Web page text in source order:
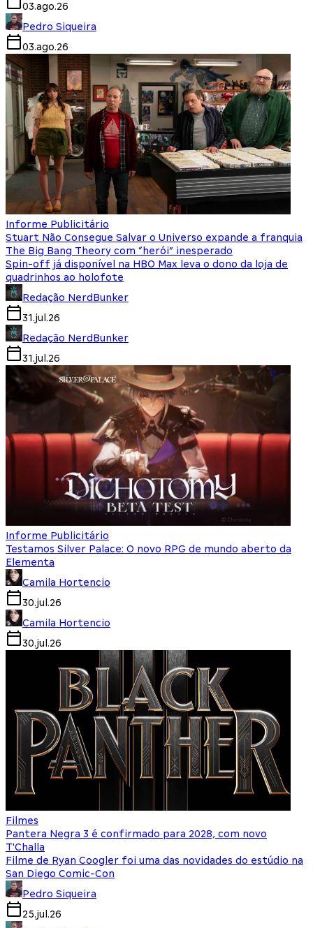
03.ago.26
Pedro Siqueira
03.ago.26
Informe Publicitário
Stuart Não Consegue Salvar o Universo expande a franquia
The Big Bang Theory com “herói” inesperado
Spin-off já disponível na HBO Max leva o dono da loja de
quadrinhos ao holofote
Redação NerdBunker
31.jul.26
Redação NerdBunker
31.jul.26
Informe Publicitário
Testamos Silver Palace: O novo RPG de mundo aberto da
Elementa
Camila Hortencio
30.jul.26
Camila Hortencio
30.jul.26
Filmes
Pantera Negra 3 é confirmado para 2028, com novo
T'Challa
Filme de Ryan Coogler foi uma das novidades do estúdio na
San Diego Comic-Con
Pedro Siqueira
25.jul.26